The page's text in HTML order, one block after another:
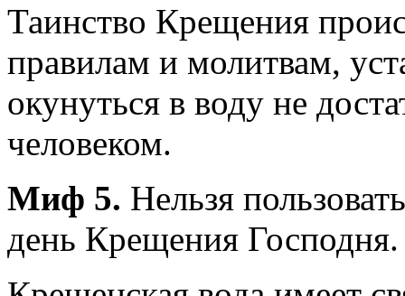
Таинство Крещения
правилам и молитвам,
окунуться в воду не
человеком.
Миф 5. Нельзя
день Крещения Господня.